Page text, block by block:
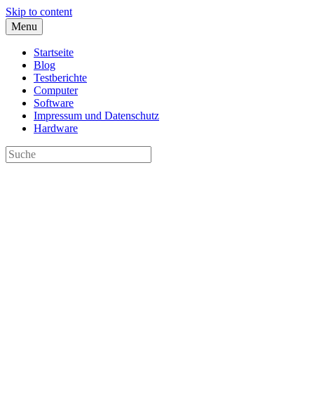
Skip to content
Menu
Startseite
Blog
Testberichte
Computer
Software
Impressum und Datenschutz
Hardware